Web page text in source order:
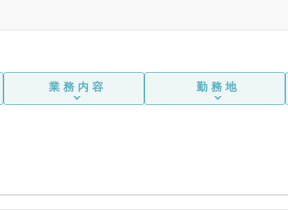
業務内容 勤務地